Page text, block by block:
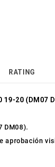
RATING
19-20 (DM07
DM08).
aprobación